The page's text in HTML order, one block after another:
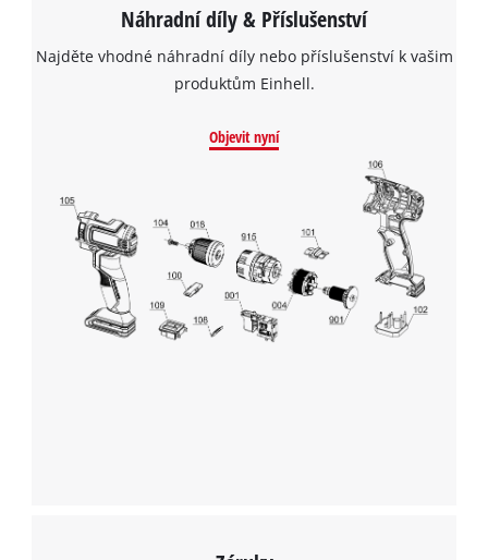
Náhradní díly & Příslušenství
Najděte vhodné náhradní díly nebo příslušenství k vašim
produktům Einhell.
Objevit nyní